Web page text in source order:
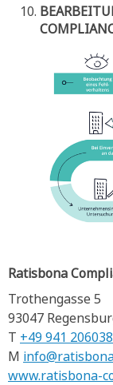
Ratisbona
Trothengasse 5
93047
T +49 941
M
www.ratisbona-